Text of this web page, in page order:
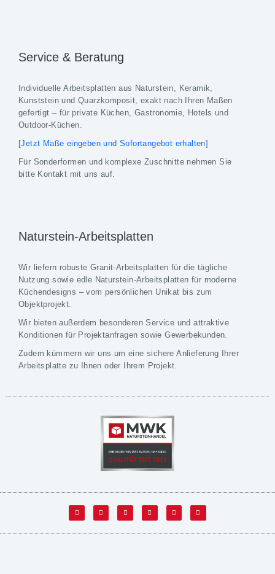
Service & Beratung
Individuelle Arbeitsplatten aus Naturstein, Keramik,
Kunststein und Quarzkomposit, exakt nach Ihren Maßen
gefertigt – für private Küchen, Gastronomie, Hotels und
Outdoor-Küchen.
[Jetzt Maße eingeben und Sofortangebot erhalten]
Für Sonderformen und komplexe Zuschnitte nehmen Sie
bitte Kontakt mit uns auf.
Naturstein-Arbeitsplatten
Wir liefern robuste Granit-Arbeitsplatten für die tägliche
Nutzung sowie edle Naturstein-Arbeitsplatten für moderne
Küchendesigns – vom persönlichen Unikat bis zum
Objektprojekt.
Wir bieten außerdem besonderen Service und attraktive
Konditionen für Projektanfragen sowie Gewerbekunden.
Zudem kümmern wir uns um eine sichere Anlieferung Ihrer
Arbeitsplatte zu Ihnen oder Ihrem Projekt.